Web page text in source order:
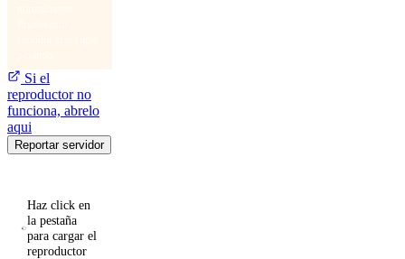
Si el
reproductor no
funciona, abrelo
aqui
Reportar servidor
Haz click en
la pestaña
para cargar el
reproductor